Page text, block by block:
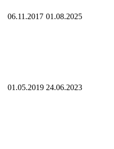
06.11.2017 01.08.2025
01.05.2019 24.06.2023